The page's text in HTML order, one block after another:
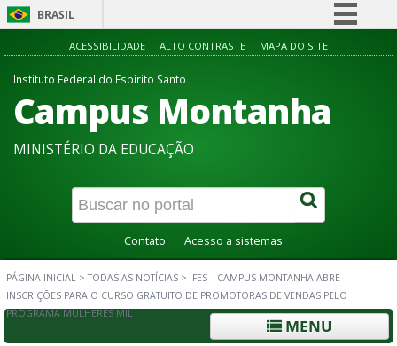
BRASIL
Simplifique!
Participe
Acesso à informação
Canais
ACESSIBILIDADE ALTO CONTRASTE MAPA DO SITE
Instituto Federal do Espírito Santo
Campus Montanha
MINISTÉRIO DA EDUCAÇÃO
Contato Acesso a sistemas
PÁGINA INICIAL >TODAS AS NOTÍCIAS > IFES – CAMPUS MONTANHA ABRE
INSCRIÇÕES PARA O CURSO GRATUITO DE PROMOTORAS DE VENDAS PELO
PROGRAMA MULHERES MIL
MENU